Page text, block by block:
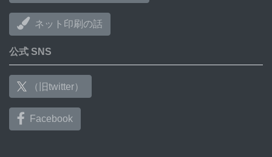
ネット印刷の話
公式 SNS
（旧twitter）
Facebook